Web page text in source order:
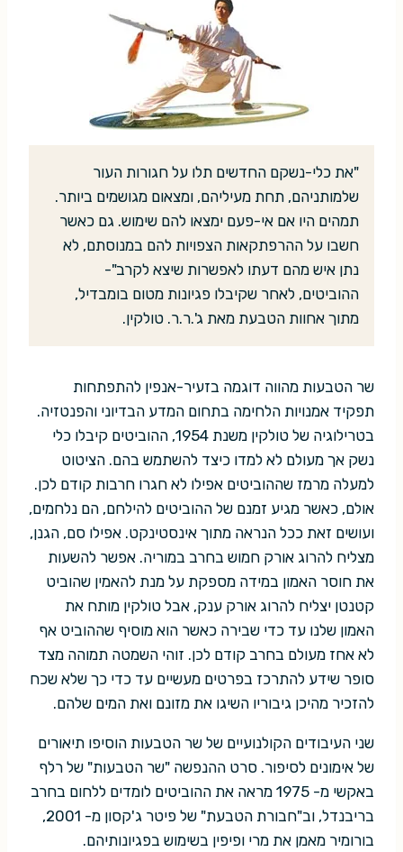
"את כלי-נשקם החדשים תלו על חגורות העור
שלמותניהם, תחת מעיליהם, ומצאום מגושמים ביותר.
תמהים היו אם אי-פעם ימצאו להם שימוש. גם כאשר
חשבו על ההרפתקאות הצפויות להם במנוסתם, לא
נתן איש מהם דעתו לאפשרות שיצא לקרב"-
ההוביטים, לאחר שקיבלו פגיונות מטום בומבדיל,
מתוך אחוות הטבעת מאת ג'.ר.ר. טולקין.
שר הטבעות מהווה דוגמה בזעיר-אנפין להתפתחות
תפקיד אמנויות הלחימה בתחום המדע הבדיוני והפנטזיה.
בטרילוגיה של טולקין משנת 1954, ההוביטים קיבלו כלי
נשק אך מעולם לא למדו כיצד להשתמש בהם. הציטוט
למעלה מרמז שההוביטים אפילו לא חגרו חרבות קודם לכן.
אולם, כאשר מגיע זמנם של ההוביטים להילחם, הם נלחמים,
ועושים זאת ככל הנראה מתוך אינסטינקט. אפילו סם, הגנן,
מצליח להרוג אורק חמוש בחרב במוריה. אפשר להשעות
את חוסר האמון במידה מספקת על מנת להאמין שהוביט
קטנטן יצליח להרוג אורק ענק, אבל טולקין מותח את
האמון שלנו עד כדי שבירה כאשר הוא מוסיף שההוביט אף
לא אחז מעולם בחרב קודם לכן. זוהי השמטה תמוהה מצד
סופר שידע להתרכז בפרטים מעשיים עד כדי כך שלא שכח
להזכיר מהיכן גיבוריו השיגו את מזונם ואת המים שלהם.
שני העיבודים הקולנועיים של שר הטבעות הוסיפו תיאורים
של אימונים לסיפור. סרט ההנפשה "שר הטבעות" של רלף
באקשי מ- 1975 מראה את ההוביטים לומדים ללחום בחרב
בריבנדל, וב"חבורת הטבעת" של פיטר ג'קסון מ- 2001,
בורומיר מאמן את מרי ופיפין בשימוש בפגיונותיהם.